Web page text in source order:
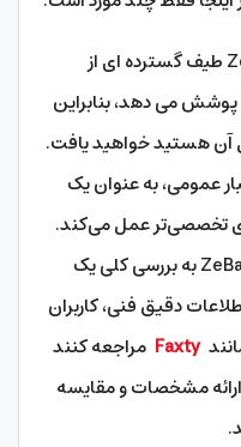
ZeBall طیف گسترده ای از
پوشش می دهد، بنابراین
آن هستید خواهید یافت.
عمومی، به عنوان یک
تخصصی‌تر عمل می‌کند.
به عنوان مثال، در حالی که ZeBall به بررسی کلی یک
دقیق فنی، کاربران
Faxty مراجعه کنند
مشخصات و مقایسه